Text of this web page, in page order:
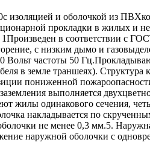
и оболочкой из
прокладки в жилых
в соответствии с
с низким дымо и
Вольт частоты 50
в земле траншеях).
пониженной
выполняется
жилы одинакового сечения,
накладывается по
не менее 0,3 мм.5.
наружной оболочки с